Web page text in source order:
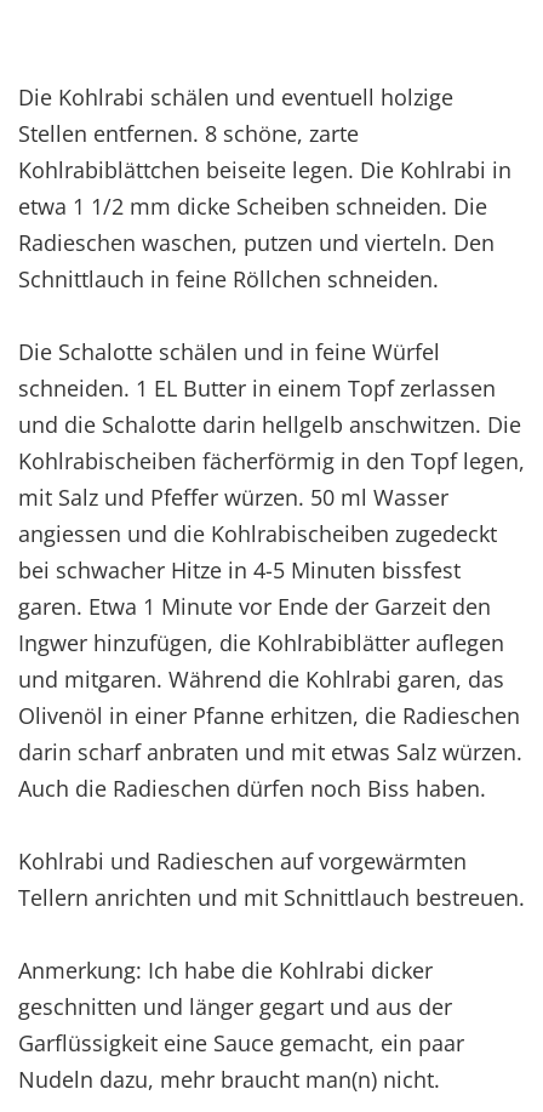
Die Kohlrabi schälen und eventuell holzige
Stellen entfernen. 8 schöne, zarte
Kohlrabiblättchen beiseite legen. Die Kohlrabi in
etwa 1 1/2 mm dicke Scheiben schneiden. Die
Radieschen waschen, putzen und vierteln. Den
Schnittlauch in feine Röllchen schneiden.
Die Schalotte schälen und in feine Würfel
schneiden. 1 EL Butter in einem Topf zerlassen
und die Schalotte darin hellgelb anschwitzen. Die
Kohlrabischeiben fächerförmig in den Topf legen,
mit Salz und Pfeffer würzen. 50 ml Wasser
angiessen und die Kohlrabischeiben zugedeckt
bei schwacher Hitze in 4-5 Minuten bissfest
garen. Etwa 1 Minute vor Ende der Garzeit den
Ingwer hinzufügen, die Kohlrabiblätter auflegen
und mitgaren. Während die Kohlrabi garen, das
Olivenöl in einer Pfanne erhitzen, die Radieschen
darin scharf anbraten und mit etwas Salz würzen.
Auch die Radieschen dürfen noch Biss haben.
Kohlrabi und Radieschen auf vorgewärmten
Tellern anrichten und mit Schnittlauch bestreuen.
Anmerkung: Ich habe die Kohlrabi dicker
geschnitten und länger gegart und aus der
Garflüssigkeit eine Sauce gemacht, ein paar
Nudeln dazu, mehr braucht man(n) nicht.